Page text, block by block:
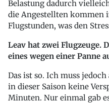
Belastung dadurch
die Angestellten kommen
Flugstunden, was den
Leav hat zwei Flugzeuge.
eines wegen einer Panne
Das ist so. Ich muss
in dieser Saison keine
Minuten. Nur einmal gab